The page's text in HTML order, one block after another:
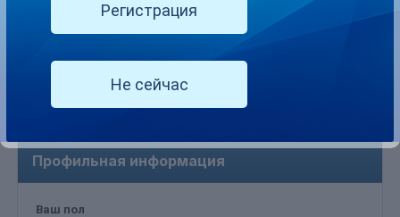
Информация о Raffaelka
Профильная информация
Ваш пол
Регистрация
Не сейчас